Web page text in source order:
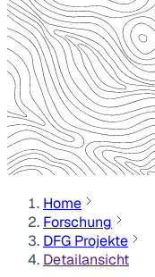
Home
Forschung
DFG Projekte
Detailansicht